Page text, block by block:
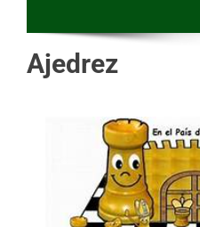
Ajedrez